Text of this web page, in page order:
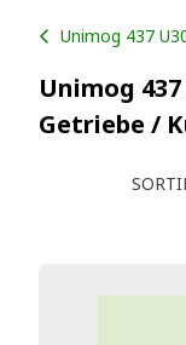
Unimog 437
Unimog 437
Getriebe /